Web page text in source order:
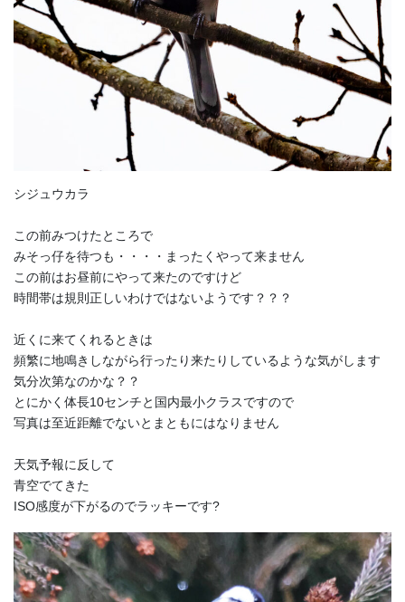
シジュウカラ
この前みつけたところで
みそっ仔を待つも・・・・まったくやって来ません
この前はお昼前にやって来たのですけど
時間帯は規則正しいわけではないようです？？？
近くに来てくれるときは
頻繁に地鳴きしながら行ったり来たりしているような気がします
気分次第なのかな？？
とにかく体長10センチと国内最小クラスですので
写真は至近距離でないとまともにはなりません
天気予報に反して
青空でてきた
ISO感度が下がるのでラッキーです?️